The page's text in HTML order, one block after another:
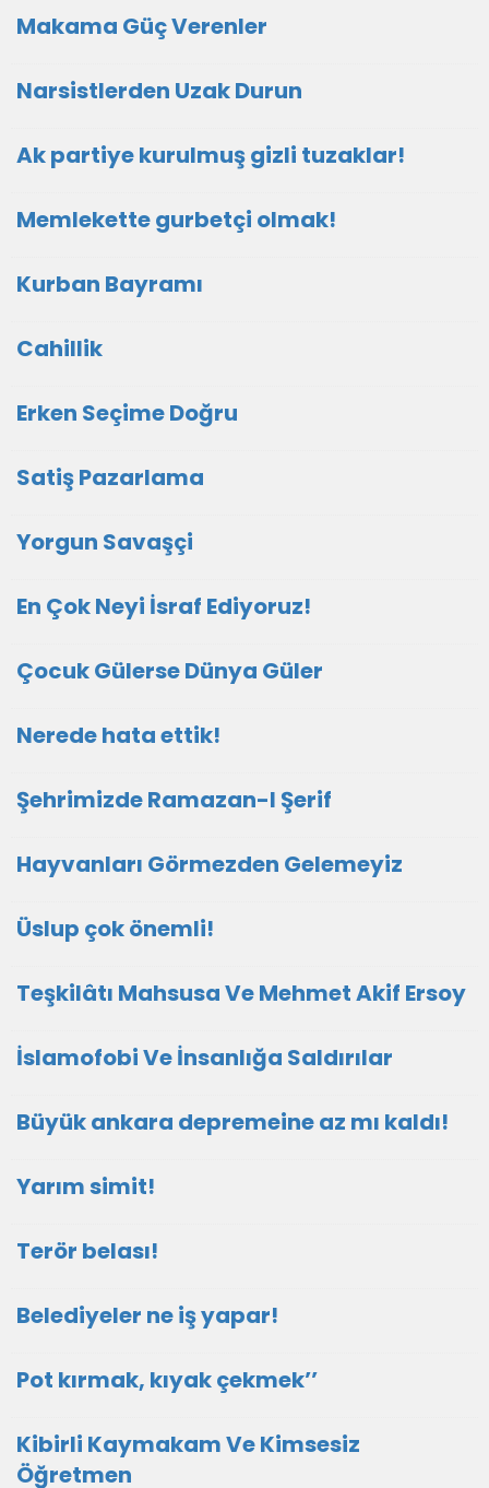
Makama Güç Verenler
Narsistlerden Uzak Durun
Ak partiye kurulmuş gizli tuzaklar!
Memlekette gurbetçi olmak!
Kurban Bayramı
Cahillik
Erken Seçime Doğru
Satiş Pazarlama
Yorgun Savaşçi
En Çok Neyi İsraf Ediyoruz!
Çocuk Gülerse Dünya Güler
Nerede hata ettik!
Şehrimizde Ramazan-I Şerif
Hayvanları Görmezden Gelemeyiz
Üslup çok önemli!
Teşkilâtı Mahsusa Ve Mehmet Akif Ersoy
İslamofobi Ve İnsanlığa Saldırılar
Büyük ankara depremeine az mı kaldı!
Yarım simit!
Terör belası!
Belediyeler ne iş yapar!
Pot kırmak, kıyak çekmek’’
Kibirli Kaymakam Ve Kimsesiz
Öğretmen